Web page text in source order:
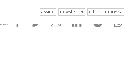
assine newsletter edição impressa